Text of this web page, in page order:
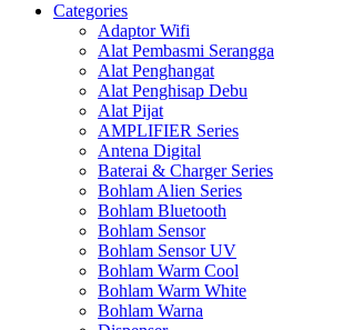
Categories
Adaptor Wifi
Alat Pembasmi Serangga
Alat Penghangat
Alat Penghisap Debu
Alat Pijat
AMPLIFIER Series
Antena Digital
Baterai & Charger Series
Bohlam Alien Series
Bohlam Bluetooth
Bohlam Sensor
Bohlam Sensor UV
Bohlam Warm Cool
Bohlam Warm White
Bohlam Warna